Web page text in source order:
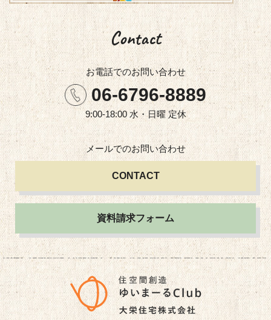
Contact
お電話でのお問い合わせ
06-6796-8889
9:00-18:00 水・日曜 定休
メールでのお問い合わせ
CONTACT
資料請求フォーム